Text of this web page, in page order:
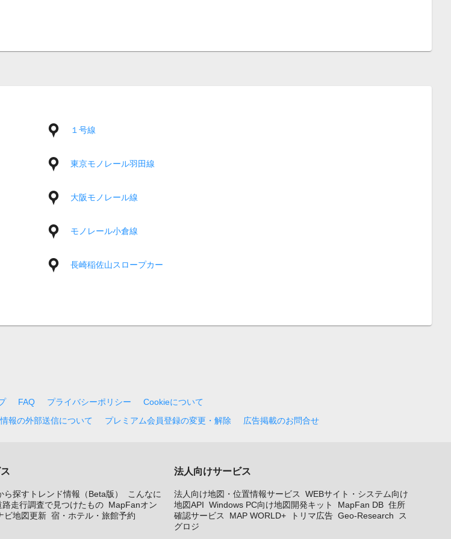
１号線
東京モノレール羽田線
大阪モノレール線
モノレール小倉線
長崎稲佐山スロープカー
FAQ プライバシーポリシー
Cookieについて
報の外部送信について プレミアム会員登録の変更・解除 広告掲載のお問合せ
ら探すトレンド情報（Beta版）
こんなに
路走行調査で見つけたもの MapFanオン
ビ地図更新 宿・ホテル・旅館予約
法人向けサービス
法人向け地図・位置情報サービス
WEBサイト・システム向け
地図API Windows PC向け地図開発キット MapFan DB 住所
確認サービス
MAP WORLD+ トリマ広告 Geo-Research
ス
グロジ